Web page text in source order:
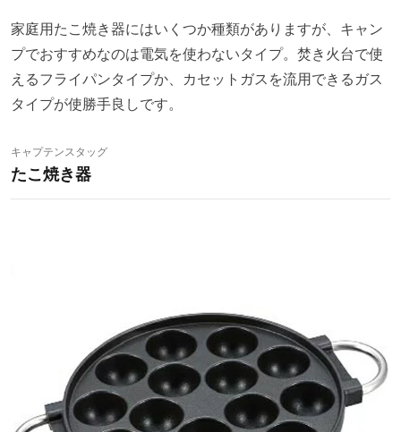
家庭用たこ焼き器にはいくつか種類がありますが、キャン
プでおすすめなのは電気を使わないタイプ。焚き火台で使
えるフライパンタイプか、カセットガスを流用できるガス
タイプが使勝手良しです。
キャプテンスタッグ
たこ焼き器